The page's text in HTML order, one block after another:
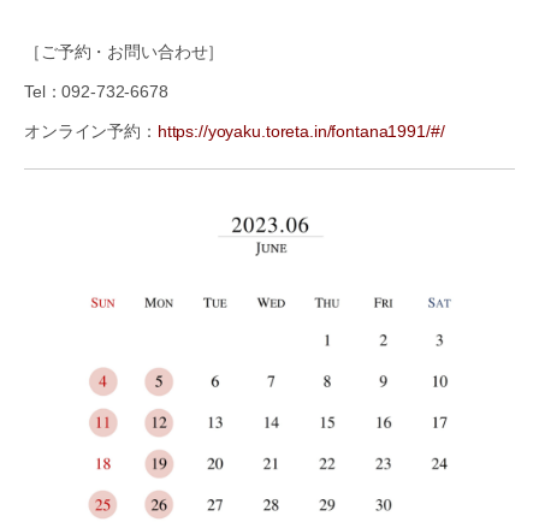
［ご予約・お問い合わせ］
Tel：092-732-6678
オンライン予約： https://yoyaku.toreta.in/fontana1991/#/